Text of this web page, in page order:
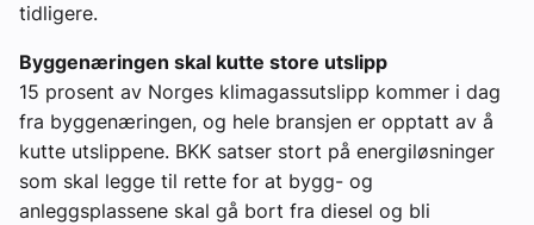
tidligere.
Byggenæringen skal kutte store utslipp
15 prosent av Norges klimagassutslipp kommer i dag
fra byggenæringen, og hele bransjen er opptatt av å
kutte utslippene. BKK satser stort på energiløsninger
som skal legge til rette for at bygg- og
anleggsplassene skal gå bort fra diesel og bli